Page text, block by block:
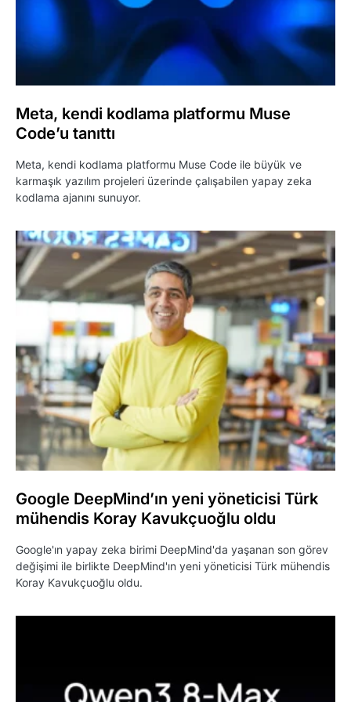
Meta, kendi kodlama platformu Muse
Code’u tanıttı
Meta, kendi kodlama platformu Muse Code ile büyük ve
karmaşık yazılım projeleri üzerinde çalışabilen yapay zeka
kodlama ajanını sunuyor.
Google DeepMind’ın yeni yöneticisi Türk
mühendis Koray Kavukçuoğlu oldu
Google'ın yapay zeka birimi DeepMind'da yaşanan son görev
değişimi ile birlikte DeepMind'ın yeni yöneticisi Türk mühendis
Koray Kavukçuoğlu oldu.